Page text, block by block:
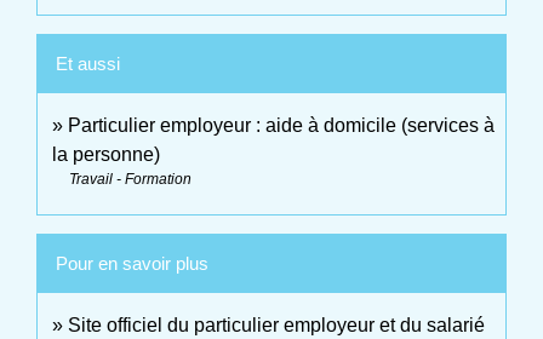
Et aussi
Particulier employeur : aide à domicile (services à
la personne)
Travail - Formation
Pour en savoir plus
Site officiel du particulier employeur et du salarié